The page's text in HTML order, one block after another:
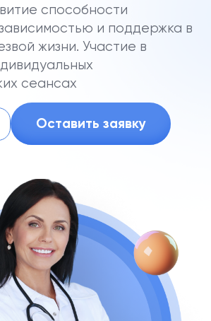
способности
и поддержка в
жизни. Участие в
сеансах
Оставить заявку